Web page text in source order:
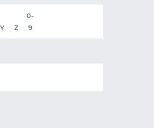
Y Z
0-
9